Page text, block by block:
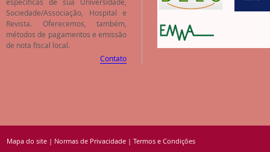
Sociedade/Associação, Hospital e
Revista. Oferecemos, também,
métodos de pagamentos e emissão
de nota fiscal local.
Contato
Mapa do site | Normas de Privacidade | Termos e Condições